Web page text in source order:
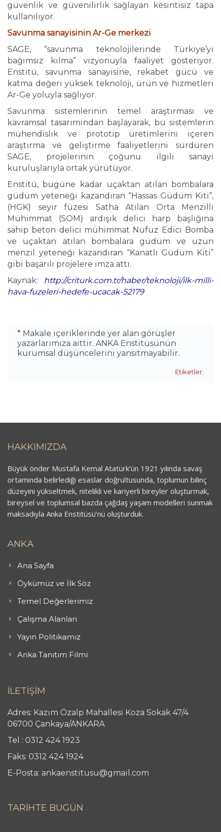
güvenlik ve güvenilirlik sağlayan kesintisiz tapa
kullanılıyor.
Savunma sanayisinin Ar-Ge merkezi
SAGE, “savunma teknolojilerinde Türkiye’yi
bağımsız kılma” vizyonuyla faaliyet gösteriyor.
Enstitü, savunma sanayisine, rekabet gücü ve
katma değeri yüksek teknoloji, ürün ve hizmetleri
Ar-Ge yoluyla sağlıyor.
Savunma sistemlerinin temel araştırması ve
kavramsal tasarımından başlayarak, bu sistemlerin
mühendislik ve prototip üretimlerini içeren
araştırma ve geliştirme faaliyetlerini sürdüren
SAGE, projelerinin çoğunu ilgili sanayi
kuruluşlarıyla ortak yürütüyor.
Enstitü, bugüne kadar uçaktan atılan bombalara
güdüm yeteneği kazandıran “Hassas Güdüm Kiti”,
(HGK) seyir füzesi Satha Atılan Orta Menzilli
Mühimmat (SOM) ardışık delici harp başlığına
sahip beton delici mühimmat Nüfuz Edici Bomba
ve uçaktan atılan bombalara güdüm ve uzun
menzil yeteneği kazandıran “Kanatlı Güdüm Kiti”
gibi başarılı projelere imza attı.
Kaynak: http://criturk.com.tr/haber/teknoloji/ilk-milli-
hava-fuzeleri-hedefe-ucacak-52179
* Makale içeriklerinde yer alan görüşler
yazarlarımıza aittir. ANKA Enstitüsünün
kurumsal düşüncelerini yansıtmayabilir.
Etiketler:
HAKKIMIZDA
Büyük önder Mustafa Kemal Atatürk’ün 1921 yılında savaş
ortamında belirlediği esaslar doğrultusunda, toplumun bilinç
düzeyini yükseltmek, nitelikli ve kariyerli bireyler oluşturmak,
bireysel ve toplumsal bazda çağdaş yaşam modelleri sunmak
maksadıyla Anka Enstitüsü’nü oluşturduk.
ANKA
Ana Sayfa
Öykümüz ve İlk Söz
Temel Değerlerimiz
Çalışma Alanları
Yayın Politikamız
Anka Tanıtım Filmi
İLETİŞİM
Adres: Kazım Özalp Mahallesi Koza Sokak 47/4
06700 Çankaya/ANKARA
Tel : 0312 424 1923
Faks: 0312 424 1924
E-Posta: ankaenstitusu@gmail.com
TARİHTE BUGÜN